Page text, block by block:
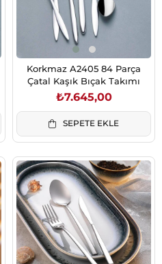
Korkmaz A2405 84 Parça
Çatal Kaşık Bıçak Takımı
₺7.645,00
SEPETE EKLE